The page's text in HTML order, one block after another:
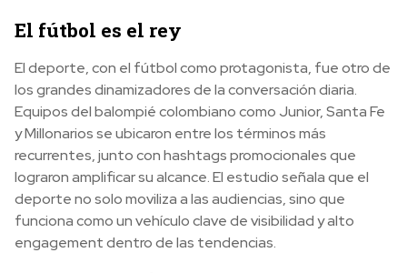
El fútbol es el rey
El deporte, con el fútbol como protagonista, fue otro de
los grandes dinamizadores de la conversación diaria.
Equipos del balompié colombiano como Junior, Santa Fe
y Millonarios se ubicaron entre los términos más
recurrentes, junto con hashtags promocionales que
lograron amplificar su alcance. El estudio señala que el
deporte no solo moviliza a las audiencias, sino que
funciona como un vehículo clave de visibilidad y alto
engagement dentro de las tendencias.